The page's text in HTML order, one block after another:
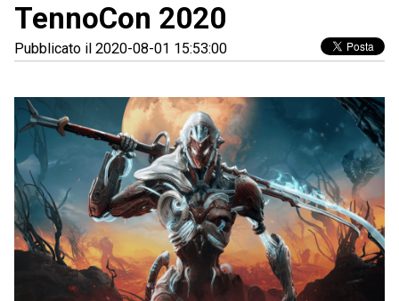
TennoCon 2020
Pubblicato il 2020-08-01 15:53:00